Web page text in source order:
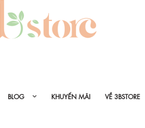
BLOG KHUYẾN MÃI VỀ 3BSTORE